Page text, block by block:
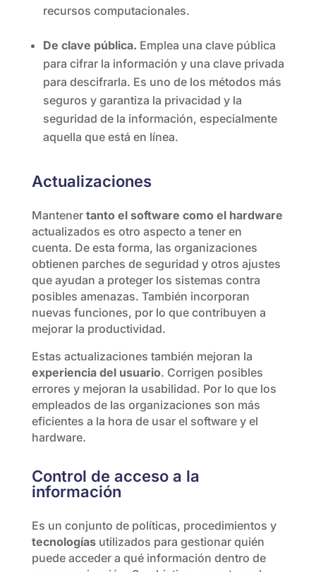
recursos computacionales.
De clave pública. Emplea una clave pública
para cifrar la información y una clave privada
para descifrarla. Es uno de los métodos más
seguros y garantiza la privacidad y la
seguridad de la información, especialmente
aquella que está en línea.
Actualizaciones
Mantener tanto el software como el hardware
actualizados es otro aspecto a tener en
cuenta. De esta forma, las organizaciones
obtienen parches de seguridad y otros ajustes
que ayudan a proteger los sistemas contra
posibles amenazas. También incorporan
nuevas funciones, por lo que contribuyen a
mejorar la productividad.
Estas actualizaciones también mejoran la
experiencia del usuario. Corrigen posibles
errores y mejoran la usabilidad. Por lo que los
empleados de las organizaciones son más
eficientes a la hora de usar el software y el
hardware.
Control de acceso a la
información
Es un conjunto de políticas, procedimientos y
tecnologíasutilizados para gestionar quién
puede acceder a qué información dentro de